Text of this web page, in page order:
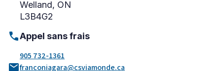
Welland, ON
L3B4G2
callAppel sans frais
905 732-1361
mailfranconiagara@csviamonde.ca